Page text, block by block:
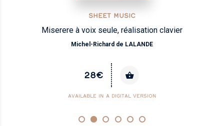
SHEET MUSIC
Miserere à voix seule, réalisation clavier
Michel-Richard de LALANDE
28€
AVAILABLE IN A DIGITAL VERSION